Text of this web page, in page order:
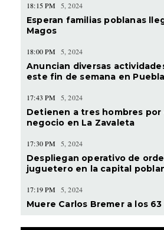
18:15 PM 5, 2024
Esperan familias poblanas
Magos
18:00 PM 5, 2024
Anuncian diversas
este fin de semana en
17:43 PM 5, 2024
Detienen a tres hombres
negocio en La Zavaleta
17:30 PM 5, 2024
Despliegan operativo de
juguetero en la capital
17:19 PM 5, 2024
Muere Carlos Bremer a los 63